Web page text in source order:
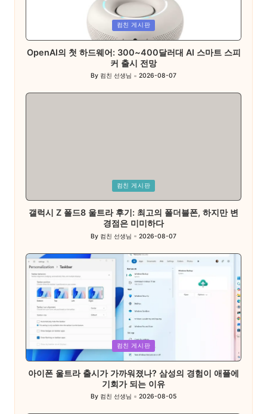
컴친 게시판
OpenAI의 첫 하드웨어: 300~400달러대 AI 스마트 스피
커 출시 전망
Posted
by
By 컴친 선생님 2026-08-07
컴친 게시판
갤럭시 Z 폴드8 울트라 후기: 최고의 폴더블폰, 하지만 변
경점은 미미하다
Posted
By 컴친 선생님 2026-08-07
Posted
in
컴친 게시판
아이폰 울트라 출시가 가까워졌나? 삼성의 경험이 애플에
기회가 되는 이유
Posted
By 컴친 선생님 2026-08-05